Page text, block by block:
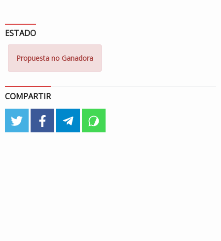
ESTADO
Propuesta no Ganadora
COMPARTIR
twitter facebook telegram